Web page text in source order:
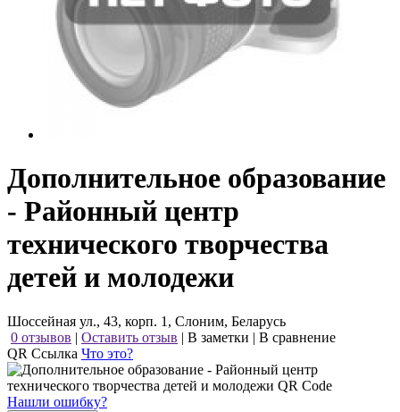
Дополнительное образование
- Районный центр
технического творчества
детей и молодежи
Шоссейная ул., 43, корп. 1, Слоним, Беларусь
0 отзывов | Оставить отзыв | В заметки | В сравнение
QR Ссылка Что это?
Нашли ошибку?